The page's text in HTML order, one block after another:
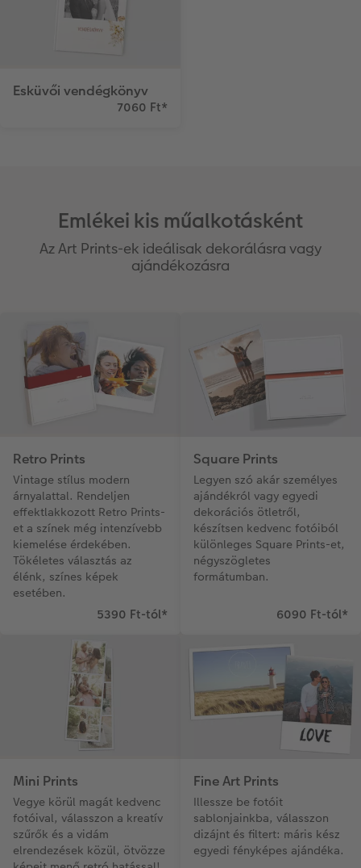
Esküvői vendégkönyv
7060 Ft*
Emlékei kis műalkotásként
Az Art Prints-ek ideálisak dekorálásra vagy
ajándékozásra
Retro Prints
Vintage stílus modern
árnyalattal. Rendeljen
effektlakkozott Retro Prints-
et a színek még intenzívebb
kiemelése érdekében.
Tökéletes választás az
élénk, színes képek
esetében.
5390 Ft-tól*
Square Prints
Legyen szó akár személyes
ajándékról vagy egyedi
dekorációs ötletről,
készítsen kedvenc fotóiból
különleges Square Prints-et,
négyszögletes
formátumban.
6090 Ft-tól*
Mini Prints
Vegye körül magát kedvenc
fotóival, válasszon a kreatív
szűrők és a vidám
elrendezések közül, ötvözze
Fine Art Prints
Illessze be fotóit
sablonjainkba, válasszon
dizájnt és filtert: máris kész
egyedi fényképes ajándéka.